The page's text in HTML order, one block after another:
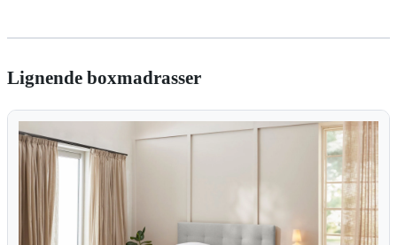
Lignende boxmadrasser